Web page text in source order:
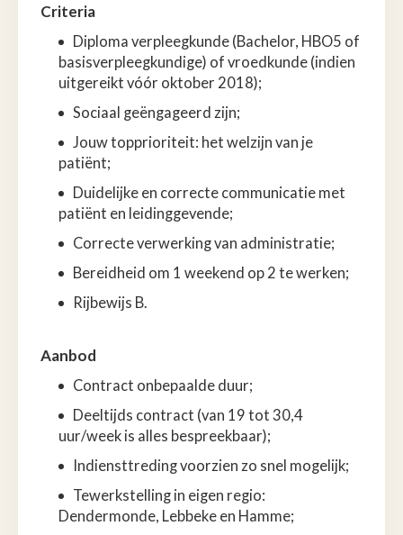
Criteria
Diploma verpleegkunde (Bachelor, HBO5 of
basisverpleegkundige) of vroedkunde (indien
uitgereikt vóór oktober 2018);
Sociaal geëngageerd zijn;
Jouw topprioriteit: het welzijn van je
patiënt;
Duidelijke en correcte communicatie met
patiënt en leidinggevende;
Correcte verwerking van administratie;
Bereidheid om 1 weekend op 2 te werken;
Rijbewijs B.
Aanbod
Contract onbepaalde duur;
Deeltijds contract (van 19 tot 30,4
uur/week is alles bespreekbaar);
Indiensttreding voorzien zo snel mogelijk;
Tewerkstelling in eigen regio:
Dendermonde, Lebbeke en Hamme;